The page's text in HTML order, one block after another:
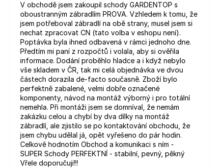
V obchodě jsem zakoupil schody GARDENTOP s
oboustranným zábradlím PROVA. Vzhledem k tomu, že
jsem potřeboval zábradlí na obě strany, musel jsem si
nechat zpracovat CN (tato volba v eshopu není).
Poptávka byla ihned odbavená v rámci jednoho dne.
Předtím mi paní z rozpočtů i volala, aby si ověřila
informace. Dodání proběhlo hladce a i když nebylo
vše skladem v ČR, tak mi celá objednávka ve dvou
částech dorazila de-facto současně. Zboží bylo
perfektně zabalené, velmi dobře označené
komponenty, návod na montáž výborný i pro totální
nemehla. Při montáži jsem se domníval, že nemám
zakázku celou a chybí by dva dílky na montáž
zábradlí, ale zjistilo se po kontaktování obchodu, že
jsem chybu udělal já, opět vyřešeno do pár hodin.
Celkově hodnotím Obchod a komunikaci s ním -
SUPER Schody PERFEKTNÍ - stabilní, pevný, pěkný
Vřele doporučuji!!!